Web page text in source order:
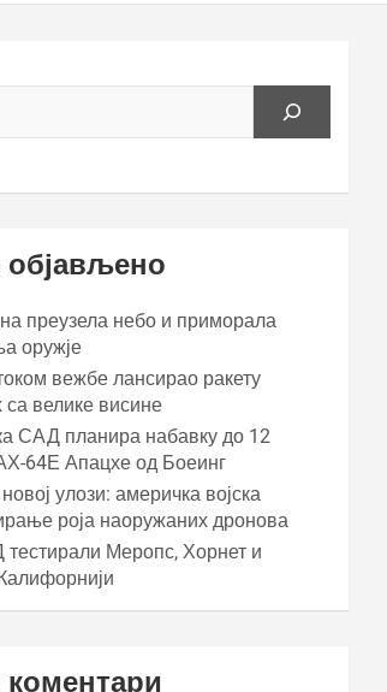
преузела небо и приморала
оружје
вежбе лансирао ракету
са велике висине
САД планира набавку до 12
64Е Апацхе од Боеинг
улози: америчка војска
роја наоружаних дронова
Меропс, Хорнет и